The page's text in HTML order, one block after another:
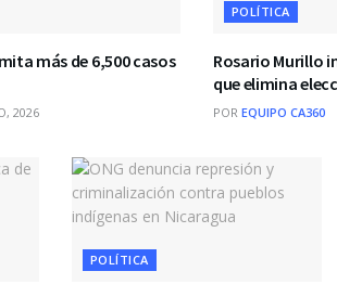
más de 6,500 casos
2026
POLÍTICA
Rosario Murillo
que elimina
POR EQUIPO CA360
POLÍTICA